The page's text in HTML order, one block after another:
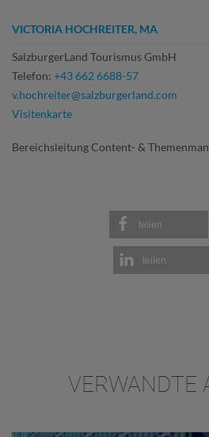
VICTORIA HOCHREITER, MA
SalzburgerLand Tourismus GmbH
Telefon: +43 662 6688-57
v.hochreiter@salzburgerland.com
Visitenkarte
Bereichsleitung Content- &
teilen
teilen
VERWANDTE